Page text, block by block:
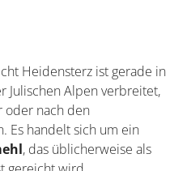
Heidensterz ist gerade in
Julischen Alpen verbreitet,
oder nach den
Es handelt sich um ein
, das üblicherweise als